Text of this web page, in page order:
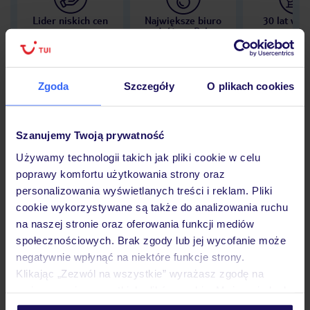
Zgoda Szczegóły O plikach cookies
Szanujemy Twoją prywatność
Używamy technologii takich jak pliki cookie w celu
poprawy komfortu użytkowania strony oraz
personalizowania wyświetlanych treści i reklam. Pliki
cookie wykorzystywane są także do analizowania ruchu
na naszej stronie oraz oferowania funkcji mediów
społecznościowych. Brak zgody lub jej wycofanie może
negatywnie wpłynąć na niektóre funkcje strony.
Klikając „Zezwól na wszystkie” wyrażasz zgodę na
personalizować swój wybór wchodząc w zakładkę
Lider niskich cen
Największe biuro
podróży w Polsce
30 lat w
Opinie
Pokoje
Wyżywienie